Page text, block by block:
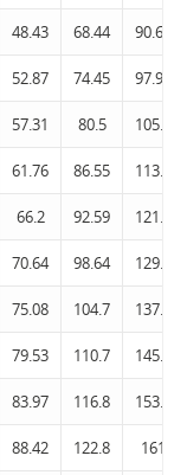
48.43 68.44 90.62
52.87 74.45 97.99
57.31 80.5 105.7
61.76 86.55 113.6
66.2 92.59 121.5
70.64 98.64 129.4
75.08 104.7 137.3
79.53 110.7 145.2
83.97 116.8 153.1
88.42 122.8 161